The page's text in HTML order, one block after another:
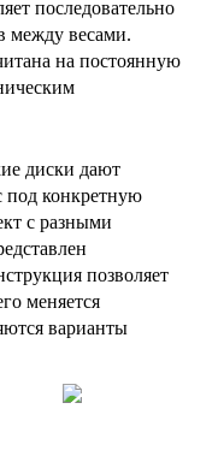
последовательно
между весами.
на постоянную
диски дают
под конкретную
с разными
позволяет
меняется
варианты